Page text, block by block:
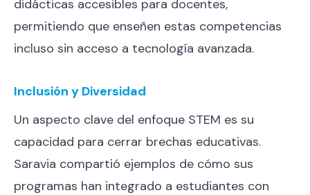
didácticas accesibles para docentes,
permitiendo que enseñen estas competencias
incluso sin acceso a tecnología avanzada.
Inclusión y Diversidad
Un aspecto clave del enfoque STEM es su
capacidad para cerrar brechas educativas.
Saravia compartió ejemplos de cómo sus
programas han integrado a estudiantes con